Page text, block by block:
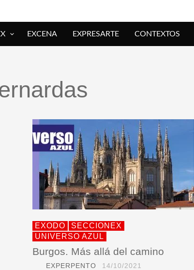
EXCENA EXPRESARTE CONTEXTOS
EXODO
SECCIONEX
UNIVERSO AZUL
Burgos. Más allá del camino
EXPERPENTO 14/10/2021